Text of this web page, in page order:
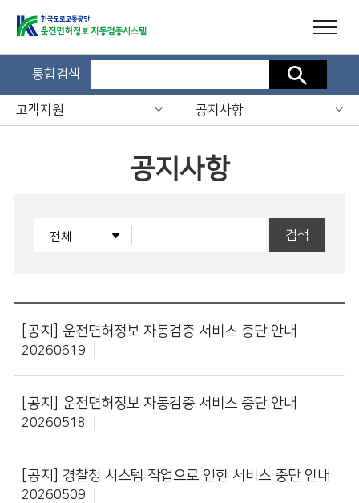
통합검색 검색
고객지원 공지사항
공지사항
검색
[공지] 운전면허정보 자동검증 서비스 중단 안내
20260619
[공지] 운전면허정보 자동검증 서비스 중단 안내
20260518
[공지] 경찰청 시스템 작업으로 인한 서비스 중단 안내
20260509